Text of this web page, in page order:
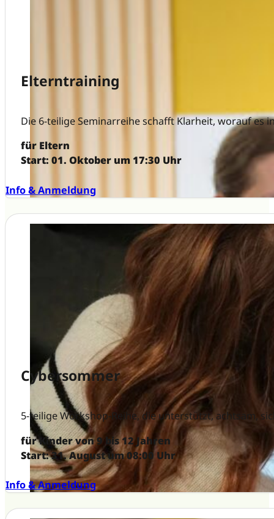
Elterntraining
Die 6-teilige Seminarreihe schafft Klarheit, worauf
für Eltern
Start: 01. Oktober um 17:30 Uhr
Info & Anmeldung
Cybersommer
5-teilige Workshop-Reihe, die unterstützt, achtsam,
für Kinder von 9 bis 12 Jahren
Start: 31. August um 08:00 Uhr
Info & Anmeldung